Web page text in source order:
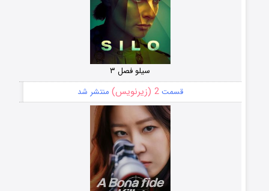
سیلو فصل ۳
قسمت2 (زیرنویس) منتشر شد